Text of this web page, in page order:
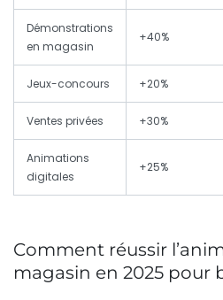
Démonstrations
en magasin
+40%
Jeux-concours +20%
Ventes privées +30%
Animations
digitales
+25%
Comment réussir
magasin en 2025 pour